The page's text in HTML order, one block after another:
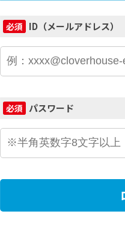
必須 ID（メールアドレス）
必須 パスワード